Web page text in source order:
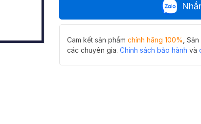
đen
(tặng
kèm
Cam kết sản phẩm chính hãng 100% ,
các chuyên gia. Chính sách bảo hành và